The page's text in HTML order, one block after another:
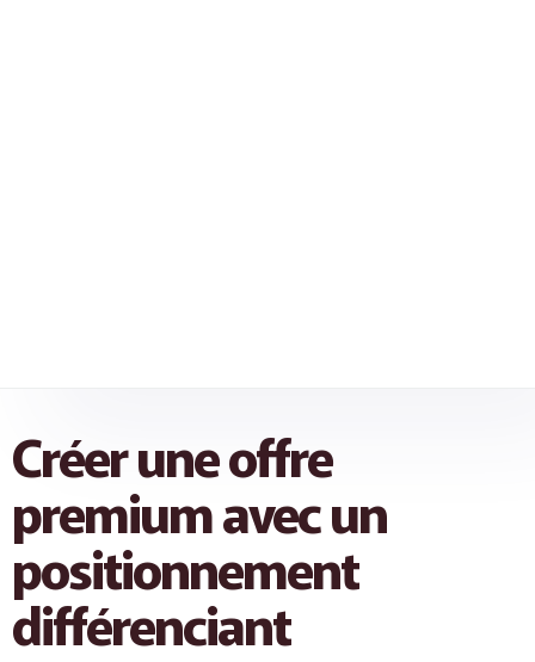
Créer une offre
premium avec un
positionnement
différenciant